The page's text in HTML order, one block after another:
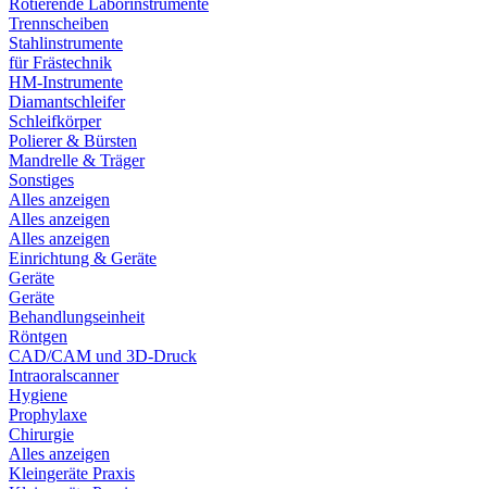
Rotierende Laborinstrumente
Trennscheiben
Stahlinstrumente
für Frästechnik
HM-Instrumente
Diamantschleifer
Schleifkörper
Polierer & Bürsten
Mandrelle & Träger
Sonstiges
Alles anzeigen
Alles anzeigen
Alles anzeigen
Einrichtung & Geräte
Geräte
Geräte
Behandlungseinheit
Röntgen
CAD/CAM und 3D-Druck
Intraoralscanner
Hygiene
Prophylaxe
Chirurgie
Alles anzeigen
Kleingeräte Praxis